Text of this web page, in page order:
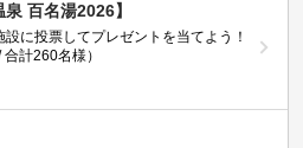
泉 百名湯2026】
に投票してプレゼントを当てよう！
合計260名様）